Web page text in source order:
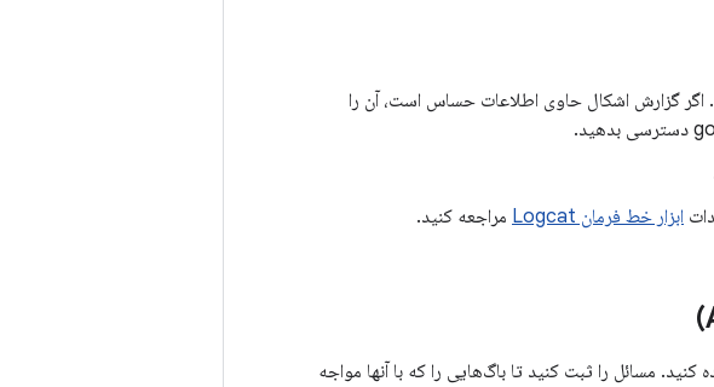
اگر گزارش اشکال حاوی اطلاعات حساس است، آن را
ابزار خط فرمان Logcat مراجعه کنید.
مسائل را ثبت کنید تا باگ‌هایی را که با آنها مواجه